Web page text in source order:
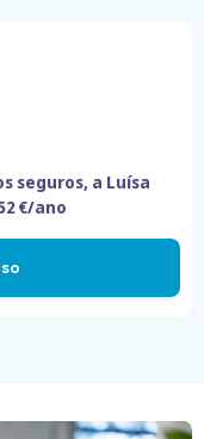
seguros, a Luísa
€/ano